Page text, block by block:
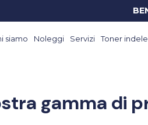
siamo Noleggi Servizi Toner
gamma di